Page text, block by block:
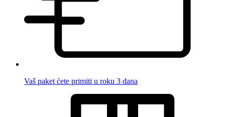
Vaš paket ćete primiti u roku 3 dana